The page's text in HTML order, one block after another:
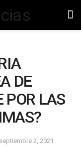
DE
POR LAS
septiembre 2, 2021